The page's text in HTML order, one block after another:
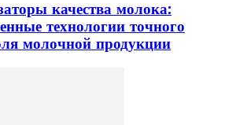
качества молока:
технологии точного
молочной продукции